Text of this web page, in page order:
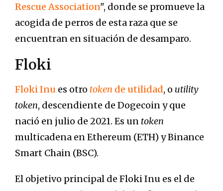
Rescue Association", donde se promueve la
acogida de perros de esta raza que se
encuentran en situación de desamparo.
Floki
Floki Inu es otro token de utilidad, o utility
token, descendiente de Dogecoin y que
nació en julio de 2021. Es un token
multicadena en Ethereum (ETH) y Binance
Smart Chain (BSC).
El objetivo principal de Floki Inu es el de